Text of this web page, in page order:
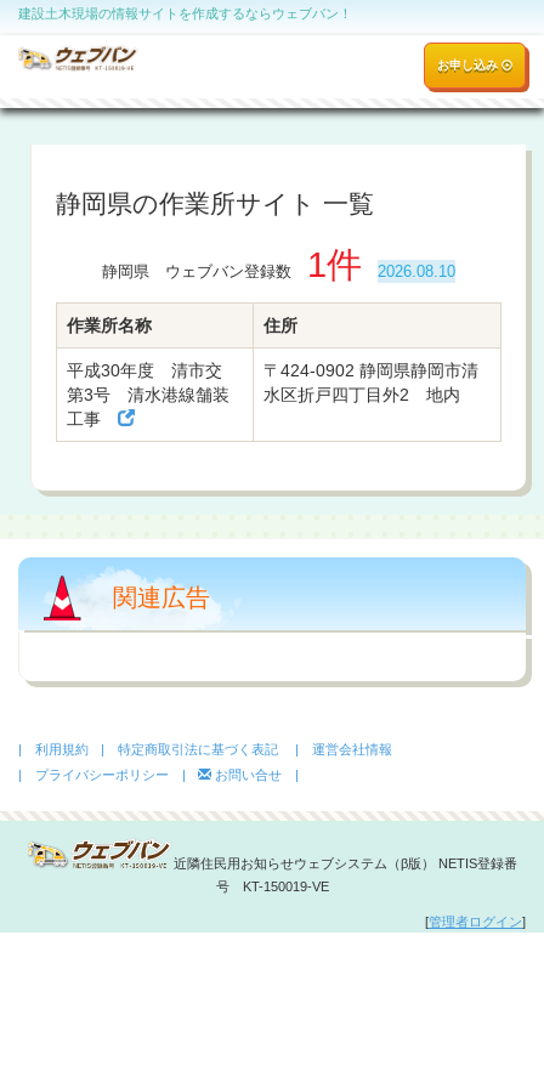
建設土木現場の情報サイトを作成するならウェブバン！
お申し込み
静岡県の作業所サイト 一覧
静岡県 ウェブバン登録数 1件 2026.08.10
作業所名称 住所
平成30年度 清市交
第3号 清水港線舗装
工事
〒424-0902 静岡県静岡市清
水区折戸四丁目外2 地内
関連広告
| 利用規約 | 特定商取引法に基づく表記
| 運営会社情報
| プライバシーポリシー |
お問い合せ |
近隣住民用お知らせウェブシステム（β版） NETIS登録番
号 KT-150019-VE
[管理者ログイン]